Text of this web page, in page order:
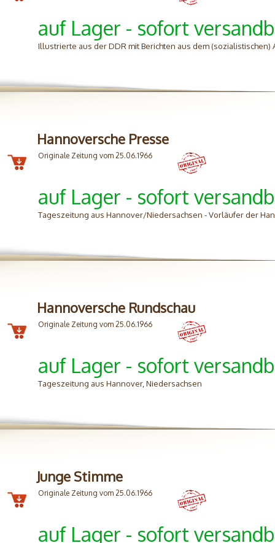
auf Lager - sofort
Illustrierte aus der DDR mit Berichten aus dem
Hannoversche Presse
Originale Zeitung vom 25.06.1966
auf Lager - sofort
Tageszeitung aus Hannover/Niedersachsen - Vorläufer der
Hannoversche Rundschau
Originale Zeitung vom 25.06.1966
auf Lager - sofort
Tageszeitung aus Hannover, Niedersachsen
Junge Stimme
Originale Zeitung vom 25.06.1966
auf Lager - sofort